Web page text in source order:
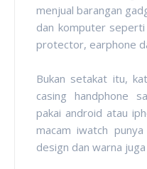
menjual barangan
dan komputer
protector, earphone
Bukan setakat itu,
casing handphone
pakai android atau
macam iwatch
design dan warna